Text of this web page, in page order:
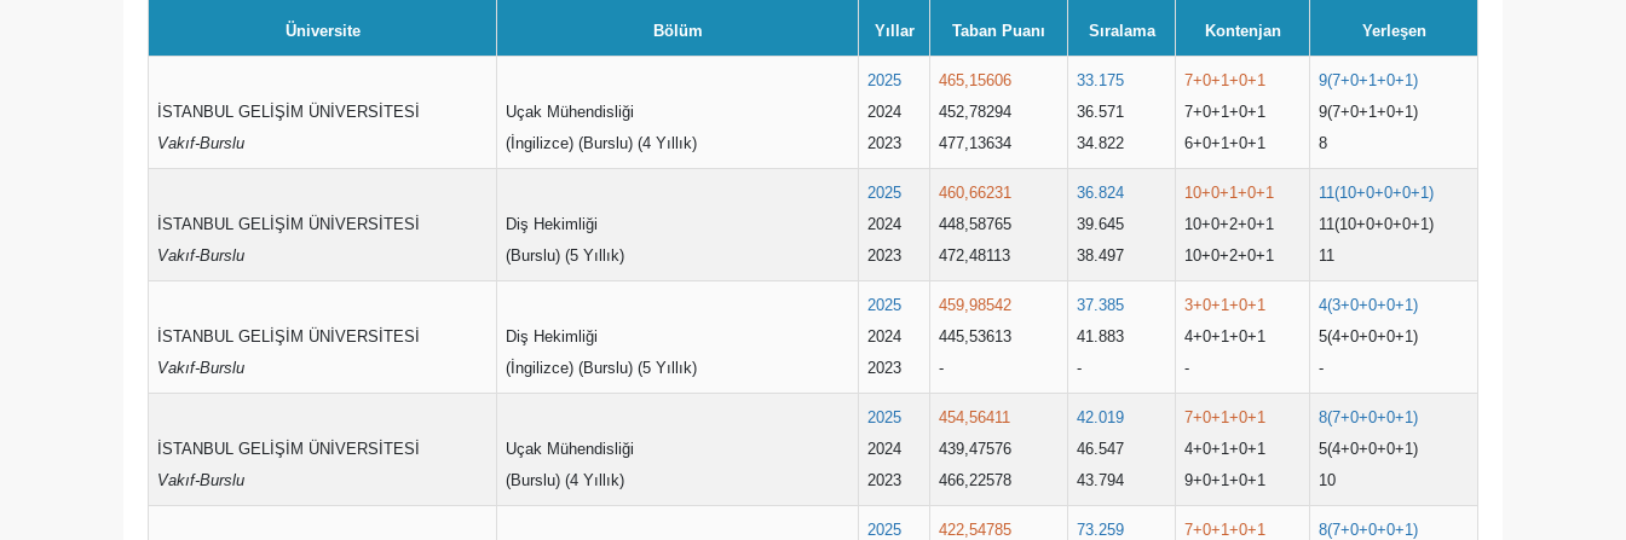
Üniversite Bölüm Yıllar Taban Puanı Sıralama Kontenjan Yerleşen
İSTANBUL GELİŞİM ÜNİVERSİTESİ
Vakıf-Burslu
Uçak Mühendisliği
(İngilizce) (Burslu) (4 Yıllık)
2025
2024
2023
465,15606
452,78294
477,13634
33.175
36.571
34.822
7+0+1+0+1
7+0+1+0+1
6+0+1+0+1
9(7+0+1+0+1)
9(7+0+1+0+1)
8
İSTANBUL GELİŞİM ÜNİVERSİTESİ
Vakıf-Burslu
Diş Hekimliği
(Burslu) (5 Yıllık)
2025
2024
2023
460,66231
448,58765
472,48113
36.824
39.645
38.497
10+0+1+0+1
10+0+2+0+1
10+0+2+0+1
11(10+0+0+0+1)
11(10+0+0+0+1)
11
İSTANBUL GELİŞİM ÜNİVERSİTESİ
Vakıf-Burslu
Diş Hekimliği
(İngilizce) (Burslu) (5 Yıllık)
2025
2024
2023
459,98542
445,53613
-
37.385
41.883
-
3+0+1+0+1
4+0+1+0+1
-
4(3+0+0+0+1)
5(4+0+0+0+1)
-
İSTANBUL GELİŞİM ÜNİVERSİTESİ
Vakıf-Burslu
Uçak Mühendisliği
(Burslu) (4 Yıllık)
2025
2024
2023
454,56411
439,47576
466,22578
42.019
46.547
43.794
7+0+1+0+1
4+0+1+0+1
9+0+1+0+1
8(7+0+0+0+1)
5(4+0+0+0+1)
10
2025
422,54785
73.259
7+0+1+0+1
8(7+0+0+0+1)